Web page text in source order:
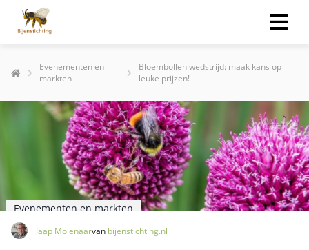
Evenementen en
markten
Bloembollen wedstrijd: maak kans op
leuke prijzen!
Evenementen en markten
Jaap Molenaarvan bijenstichting.nl